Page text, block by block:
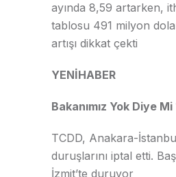
ayında 8,59 artarken,
tablosu 491 milyon
artışı dikkat çekti
YENİHABER
Bakanımız Yok Diye Mi
TCDD, Anakara-
duruşlarını iptal etti.
İzmit’te duruyor